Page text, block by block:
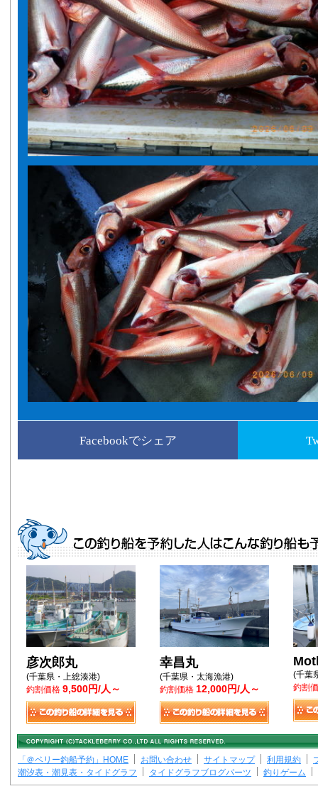
Facebookでシェア
彦次郎丸
(千葉県・上総湊港)
釣割価格 9,500円/人～
幸昌丸
(千葉県・太海漁港)
釣割価格 12,000円/人～
(千葉
釣割
「＠ベリー釣船予約」HOME お問い合わせ サイトマップ 利用規約
潮汐表・潮見表・タイドグラフ
タイドグラフブログパーツ 釣りゲーム